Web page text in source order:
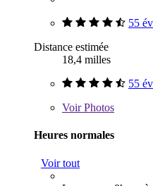
55
Distance estimée
18,4 milles
55
VoirPhotos
Heures normales
Voir tout